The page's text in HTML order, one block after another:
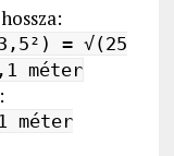
= √(25
méter
méter